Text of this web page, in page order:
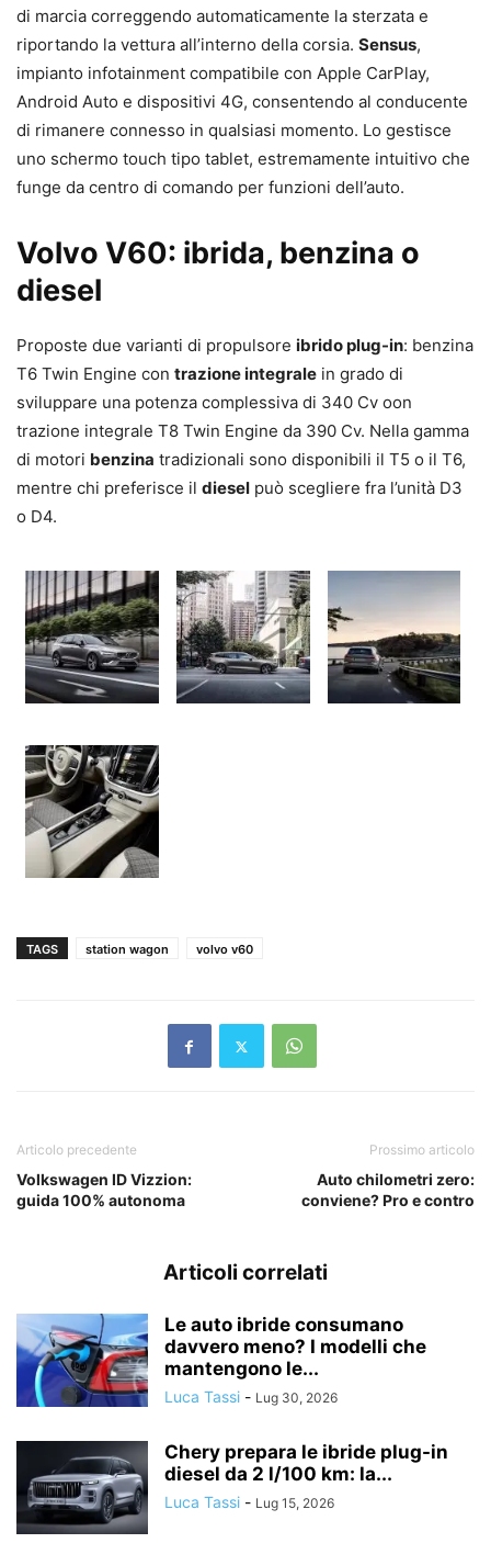
di marcia correggendo automaticamente la sterzata e
riportando la vettura all’interno della corsia. Sensus,
impianto infotainment compatibile con Apple CarPlay,
Android Auto e dispositivi 4G, consentendo al conducente
di rimanere connesso in qualsiasi momento. Lo gestisce
uno schermo touch tipo tablet, estremamente intuitivo che
funge da centro di comando per funzioni dell’auto.
Volvo V60: ibrida, benzina o
diesel
Proposte due varianti di propulsore ibrido plug-in: benzina
T6 Twin Engine con trazione integrale in grado di
sviluppare una potenza complessiva di 340 Cv oon
trazione integrale T8 Twin Engine da 390 Cv. Nella gamma
di motori benzina tradizionali sono disponibili il T5 o il T6,
mentre chi preferisce il diesel può scegliere fra l’unità D3
o D4.
TAGS station wagon volvo v60
Articolo precedente
Volkswagen ID Vizzion:
guida 100% autonoma
Prossimo articolo
Auto chilometri zero:
conviene? Pro e contro
Articoli correlati
Le auto ibride consumano
davvero meno? I modelli che
mantengono le...
Luca Tassi - Lug 30, 2026
Chery prepara le ibride plug-in
diesel da 2 l/100 km: la...
Luca Tassi - Lug 15, 2026